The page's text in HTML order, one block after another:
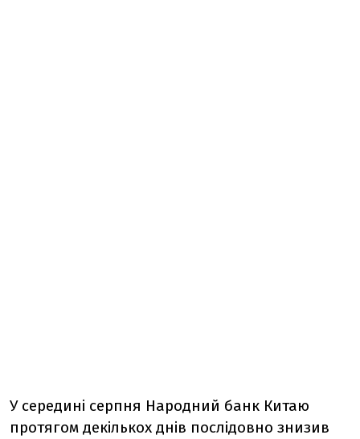
У середині серпня Народний банк Китаю
протягом декількох днів послідовно знизив